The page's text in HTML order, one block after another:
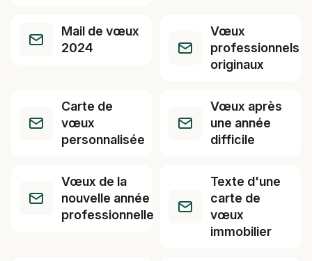
Mail de vœux
2024
Vœux
professionnels
originaux
Carte de
vœux
personnalisée
Vœux après
une année
difficile
Vœux de la
nouvelle année
professionnelle
Texte d'une
carte de
vœux
immobilier